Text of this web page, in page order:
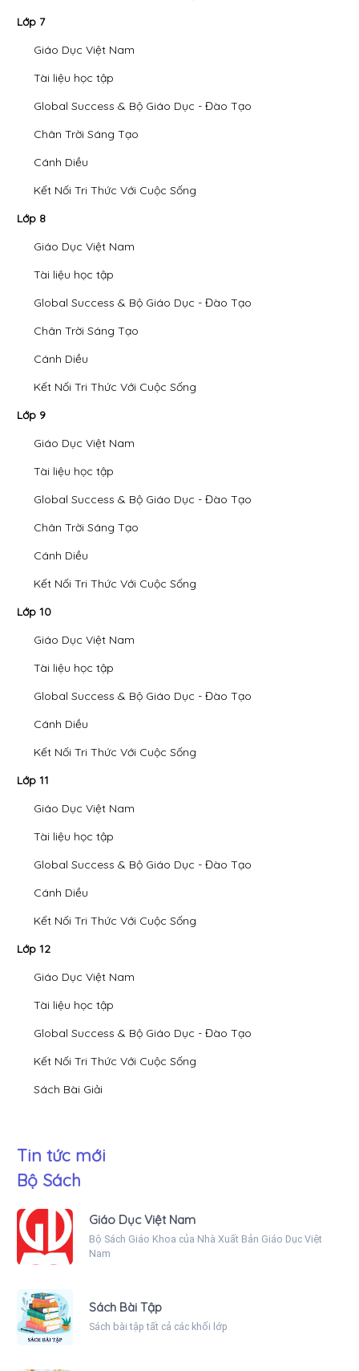
Lớp 7
Giáo Dục Việt Nam
Tài liệu học tập
Global Success & Bộ Giáo Dục - Đào Tạo
Chân Trời Sáng Tạo
Cánh Diều
Kết Nối Tri Thức Với Cuộc Sống
Lớp 8
Giáo Dục Việt Nam
Tài liệu học tập
Global Success & Bộ Giáo Dục - Đào Tạo
Chân Trời Sáng Tạo
Cánh Diều
Kết Nối Tri Thức Với Cuộc Sống
Lớp 9
Giáo Dục Việt Nam
Tài liệu học tập
Global Success & Bộ Giáo Dục - Đào Tạo
Chân Trời Sáng Tạo
Cánh Diều
Kết Nối Tri Thức Với Cuộc Sống
Lớp 10
Giáo Dục Việt Nam
Tài liệu học tập
Global Success & Bộ Giáo Dục - Đào Tạo
Cánh Diều
Kết Nối Tri Thức Với Cuộc Sống
Lớp 11
Giáo Dục Việt Nam
Tài liệu học tập
Global Success & Bộ Giáo Dục - Đào Tạo
Cánh Diều
Kết Nối Tri Thức Với Cuộc Sống
Lớp 12
Giáo Dục Việt Nam
Tài liệu học tập
Global Success & Bộ Giáo Dục - Đào Tạo
Kết Nối Tri Thức Với Cuộc Sống
Sách Bài Giải
Tin tức mới
Bộ Sách
Giáo Dục Việt Nam
Bộ Sách Giáo Khoa của Nhà Xuất Bản Giáo Dục Việt
Nam
Sách Bài Tập
Sách bài tập tất cả các khối lớp